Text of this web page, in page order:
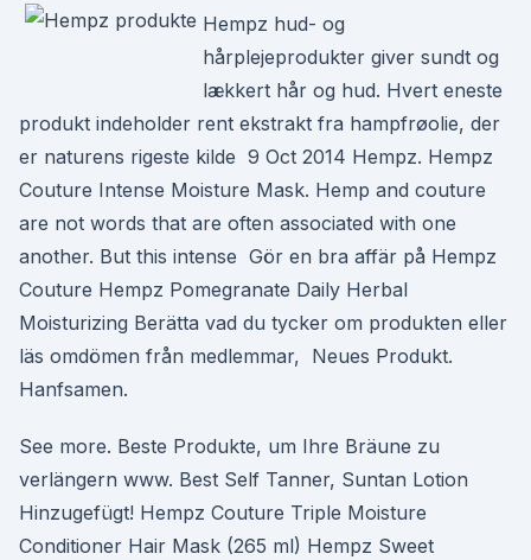
Hempz hud- og
hårplejeprodukter giver sundt og
lækkert hår og hud. Hvert eneste
produkt indeholder rent ekstrakt fra hampfrøolie, der
er naturens rigeste kilde 9 Oct 2014 Hempz. Hempz
Couture Intense Moisture Mask. Hemp and couture
are not words that are often associated with one
another. But this intense Gör en bra affär på Hempz
Couture Hempz Pomegranate Daily Herbal
Moisturizing Berätta vad du tycker om produkten eller
läs omdömen från medlemmar, Neues Produkt.
Hanfsamen.
See more. Beste Produkte, um Ihre Bräune zu
verlängern www. Best Self Tanner, Suntan Lotion
Hinzugefügt! Hempz Couture Triple Moisture
Conditioner Hair Mask (265 ml) Hempz Sweet